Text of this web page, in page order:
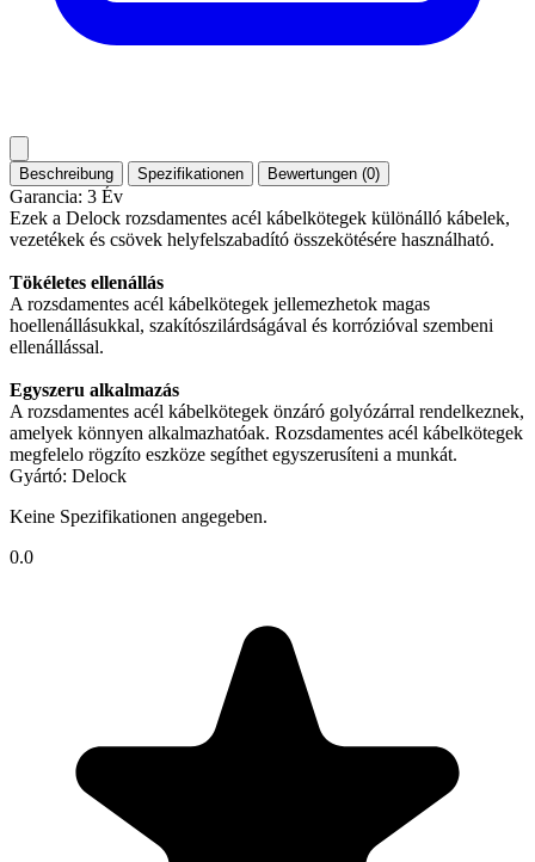
Beschreibung Spezifikationen Bewertungen (0)
Garancia: 3 Év
Ezek a Delock rozsdamentes acél kábelkötegek különálló kábelek,
vezetékek és csövek helyfelszabadító összekötésére használható.
Tökéletes ellenállás
A rozsdamentes acél kábelkötegek jellemezhetok magas
hoellenállásukkal, szakítószilárdságával és korrózióval szembeni
ellenállással.
Egyszeru alkalmazás
A rozsdamentes acél kábelkötegek önzáró golyózárral rendelkeznek,
amelyek könnyen alkalmazhatóak. Rozsdamentes acél kábelkötegek
megfelelo rögzíto eszköze segíthet egyszerusíteni a munkát.
Gyártó: Delock
Keine Spezifikationen angegeben.
0.0